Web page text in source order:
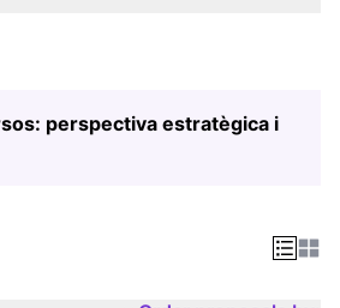
perspectiva estratègica i